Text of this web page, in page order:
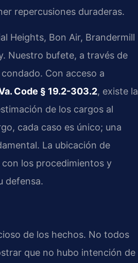
repercusiones duraderas.
Heights, Bon Air, Brandermill
Nuestro bufete, a través de
Con acceso a
Code § 19.2-303.2, existe la
de los cargos al
cada caso es único; una
La ubicación de
los procedimientos y
defensa.
de los hechos. No todos
que no hubo intención de